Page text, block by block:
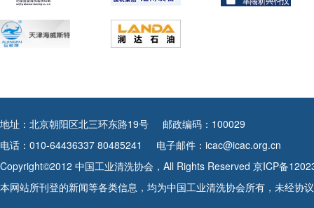
地址：北京朝阳区北三环东路19号
邮政编码：100029
电话：010-64436337 80485241
电子邮件：icac@icac.org.cn
Copyright©2012 中国工业清洗协会，All Rights Reserved 京ICP备
本网站所刊登的新闻等各类信息，均为中国工业清洗协会所有，未经协